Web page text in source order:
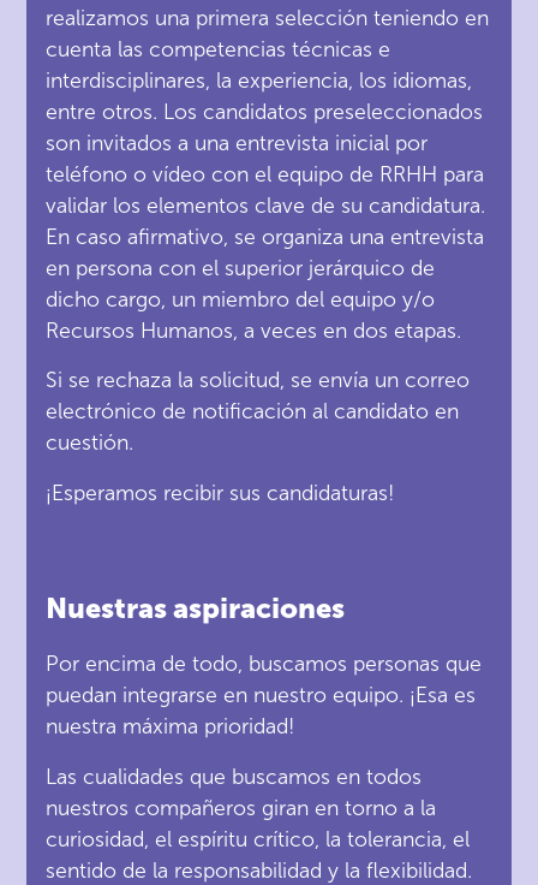
realizamos una primera selección teniendo en
cuenta las competencias técnicas e
interdisciplinares, la experiencia, los idiomas,
entre otros. Los candidatos preseleccionados
son invitados a una entrevista inicial por
teléfono o vídeo con el equipo de RRHH para
validar los elementos clave de su candidatura.
En caso afirmativo, se organiza una entrevista
en persona con el superior jerárquico de
dicho cargo, un miembro del equipo y/o
Recursos Humanos, a veces en dos etapas.
Si se rechaza la solicitud, se envía un correo
electrónico de notificación al candidato en
cuestión.
¡Esperamos recibir sus candidaturas!
Nuestras aspiraciones
Por encima de todo, buscamos personas que
puedan integrarse en nuestro equipo. ¡Esa es
nuestra máxima prioridad!
Las cualidades que buscamos en todos
nuestros compañeros giran en torno a la
curiosidad, el espíritu crítico, la tolerancia, el
sentido de la responsabilidad y la flexibilidad.